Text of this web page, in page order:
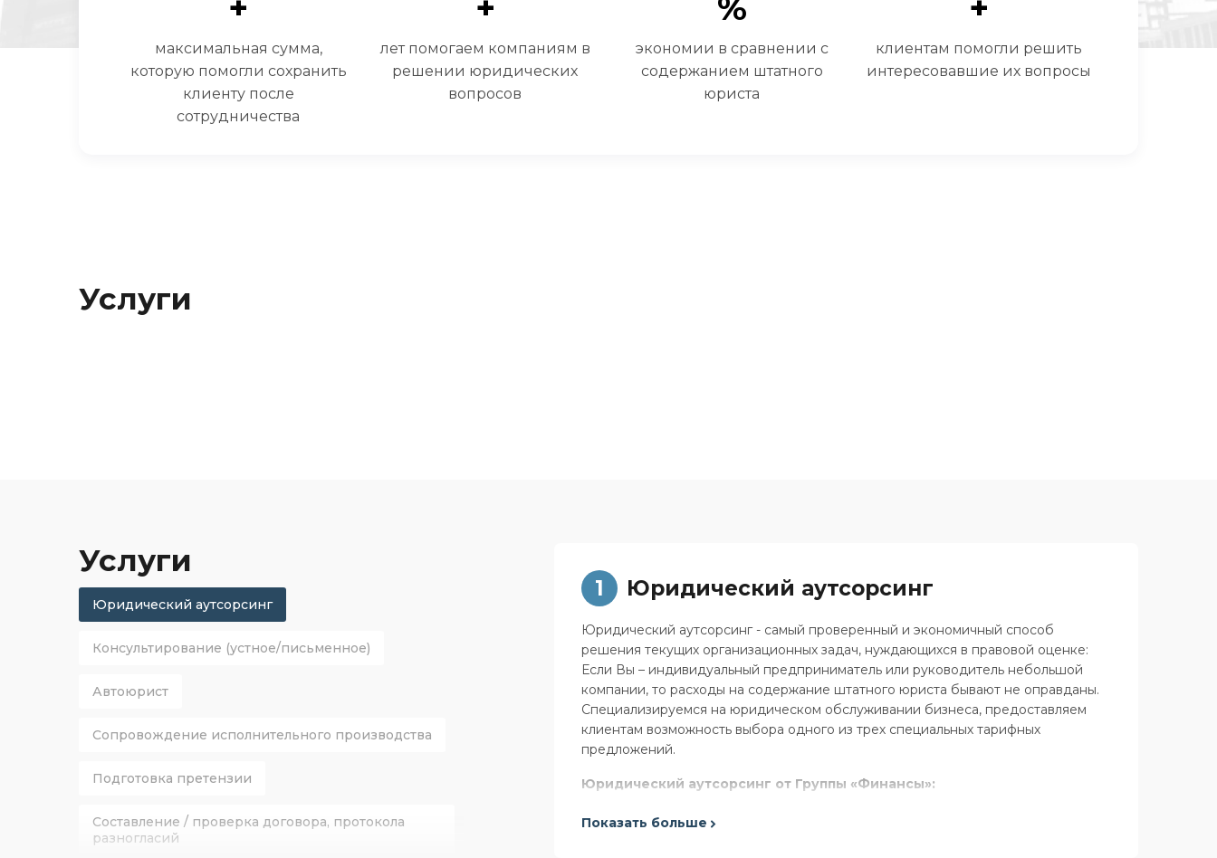
максимальная сумма,
которую помогли сохранить
клиенту после
сотрудничества
лет помогаем компаниям в
решении юридических
вопросов
экономии в сравнении с
содержанием штатного
юриста
клиентам помогли решить
интересовавшие их вопросы
Услуги
Услуги
Юридический аутсорсинг
Консультирование (устное/письменное)
Автоюрист
Сопровождение исполнительного производства
Подготовка претензии
Составление / проверка договора, протокола
разногласий
1 Юридический аутсорсинг
Юридический аутсорсинг - самый проверенный и экономичный способ
решения текущих организационных задач, нуждающихся в правовой оценке:
Если Вы – индивидуальный предприниматель или руководитель небольшой
компании, то расходы на содержание штатного юриста бывают не оправданы.
Специализируемся на юридическом обслуживании бизнеса, предоставляем
клиентам возможность выбора одного из трех специальных тарифных
предложений.
Юридический аутсорсинг от Группы «Финансы»:
Экономия средств – юридические услуги в комплексе стоят дешевле, чем,
Показать больше